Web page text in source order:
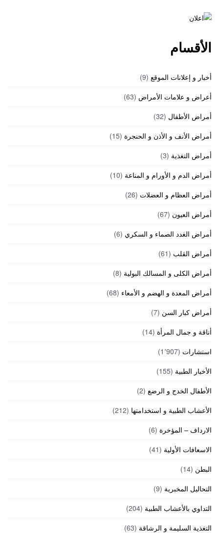
الأقسام
أخبار و إعلانات الموقع (9)
أعراض و علامات الأمراض (63)
أمراض الأطفال (32)
أمراض الأنف و الأذن و الحنجرة (15)
أمراض التغذية (3)
أمراض الدم و الأورام و المناعة (10)
أمراض العظام و العضلات (26)
أمراض العيون (67)
أمراض الغدد الصماء و السكري (6)
أمراض القلب (61)
أمراض الكلى و المسالك البولية (8)
أمراض المعدة و الهضم و الأمعاء (68)
أمراض كبار السن (7)
أناقة و جمال المرأة (14)
استشارات (1٬907)
الأخبار الطبية (155)
الأطفال الخدج و الرضع (2)
الأعشاب الطبية و استخدامتها (212)
الارداف – المؤخرة (6)
الاسعافات الأولية (41)
البطن (14)
التحاليل المخبرية (9)
التداوي بالأعشاب الطبية (204)
التغذية السليمة و الرشاقة (63)